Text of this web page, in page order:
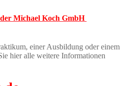
Michael Koch GmbH
einer Ausbildung oder einem
hier alle weitere Informationen